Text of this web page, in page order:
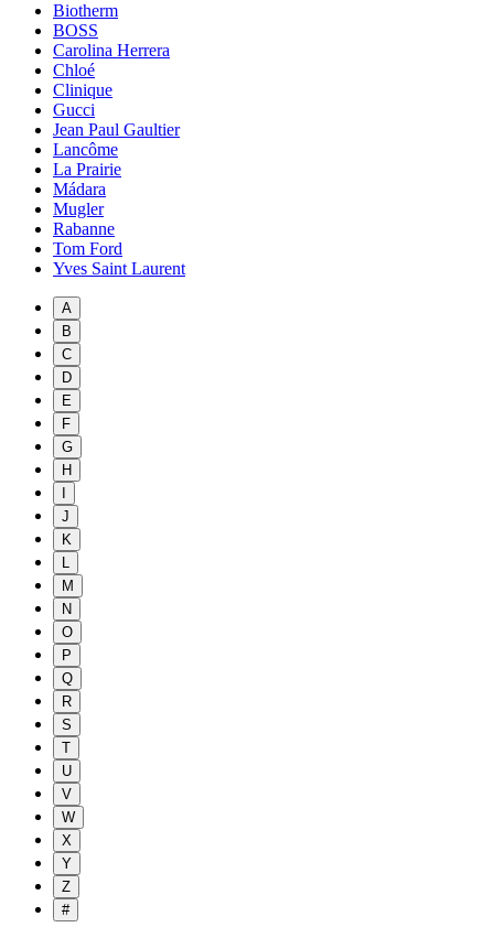
Biotherm
BOSS
Carolina Herrera
Chloé
Clinique
Gucci
Jean Paul Gaultier
Lancôme
La Prairie
Mádara
Mugler
Rabanne
Tom Ford
Yves Saint Laurent
A
B
C
D
E
F
G
H
J
K
L
M
N
O
P
Q
R
S
T
U
V
W
X
Y
Z
#